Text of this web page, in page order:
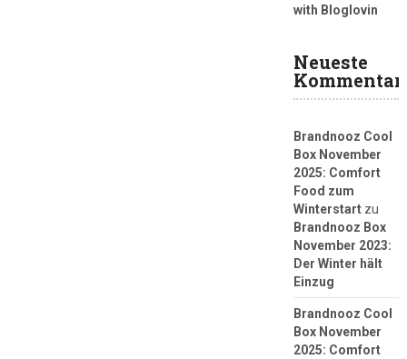
with Bloglovin
Neueste
Brandnooz Cool
Box November
2025: Comfort
Food zum
Winterstartzu
Brandnooz Box
November 2023:
Der Winter hält
Einzug
Brandnooz Cool
Box November
2025: Comfort